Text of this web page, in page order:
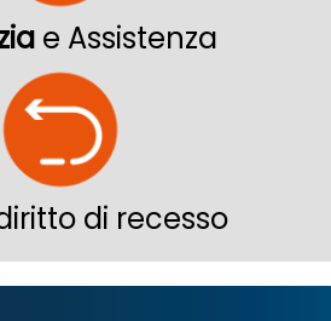
e Assistenza
di recesso